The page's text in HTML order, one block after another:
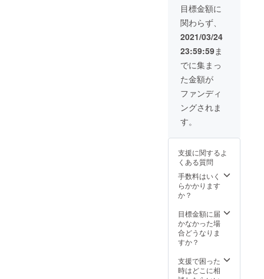
りした
日から1
年間と
させて
いただ
きま
す。
目標金額に
関わらず、
2021/03/24
23:59:59ま
でに集まっ
た金額が
ファンディ
ングされま
す。
支援に関するよ
くある質問
手数料はいく
らかかります
か？
目標金額に届
かなかった場
合どうなりま
すか？
支援で困った
時はどこに相